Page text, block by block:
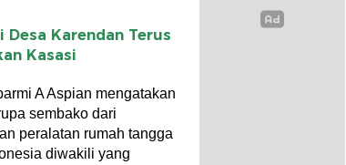
Desa Karendan Terus
Kasasi
A Aspian mengatakan
sembako dari
peralatan rumah tangga
diwakili yang